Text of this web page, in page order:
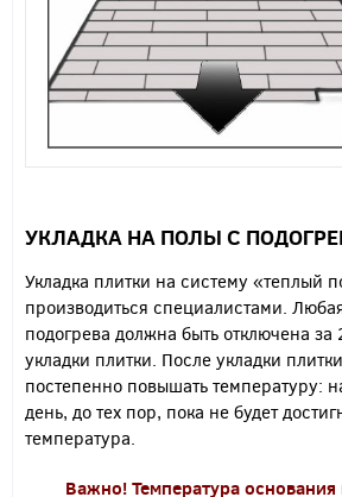
УКЛАДКА НА ПОЛЫ С
Укладка плитки на систему «теплый
производиться специалистами.
подогрева должна быть отключена за
укладки плитки. После укладки
постепенно повышать температуру:
день, до тех пор, пока не будет
температура.
Важно! Температура